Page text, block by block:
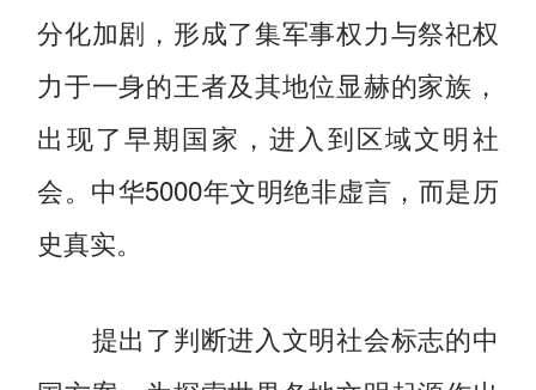
分化加剧，形成了集军事权力与祭祀权
力于一身的王者及其地位显赫的家族，
出现了早期国家，进入到区域文明社
会。中华5000年文明绝非虚言，而是历
史真实。
提出了判断进入文明社会标志的中